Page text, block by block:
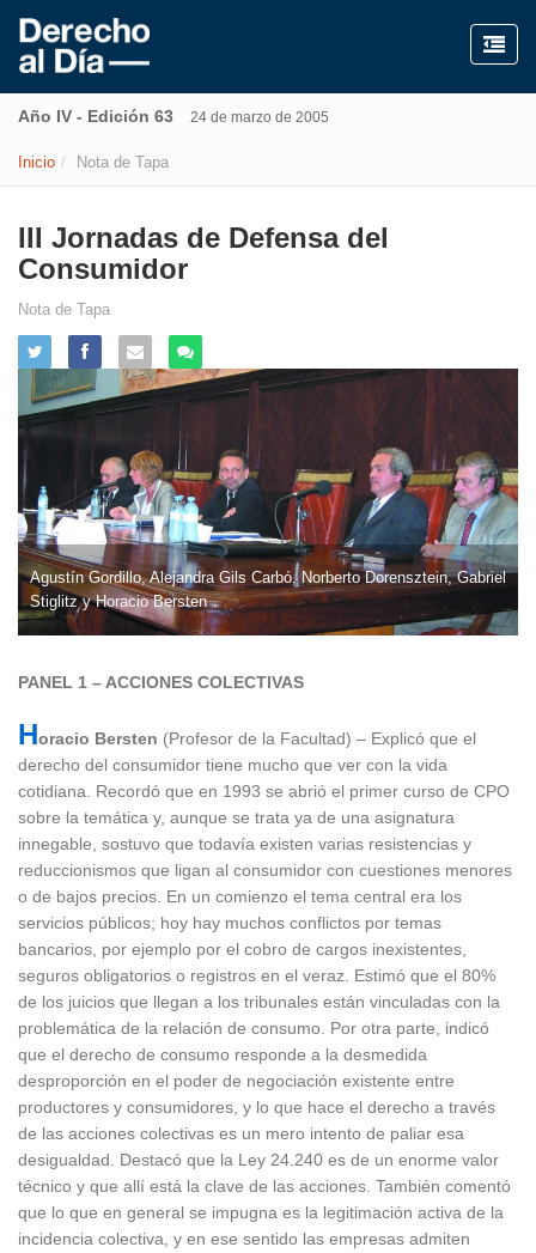
Año IV - Edición 63 24 de marzo de 2005
Inicio Nota de Tapa
III Jornadas de Defensa del
Consumidor
Nota de Tapa
Agustín Gordillo, Alejandra Gils Carbó, Norberto Dorensztein, Gabriel
Stiglitz y Horacio Bersten
PANEL 1 – ACCIONES COLECTIVAS
Horacio Bersten (Profesor de la Facultad) – Explicó que el
derecho del consumidor tiene mucho que ver con la vida
cotidiana. Recordó que en 1993 se abrió el primer curso de CPO
sobre la temática y, aunque se trata ya de una asignatura
innegable, sostuvo que todavía existen varias resistencias y
reduccionismos que ligan al consumidor con cuestiones menores
o de bajos precios. En un comienzo el tema central era los
servicios públicos; hoy hay muchos conflictos por temas
bancarios, por ejemplo por el cobro de cargos inexistentes,
seguros obligatorios o registros en el veraz. Estimó que el 80%
de los juicios que llegan a los tribunales están vinculadas con la
problemática de la relación de consumo. Por otra parte, indicó
que el derecho de consumo responde a la desmedida
desproporción en el poder de negociación existente entre
productores y consumidores, y lo que hace el derecho a través
de las acciones colectivas es un mero intento de paliar esa
desigualdad. Destacó que la Ley 24.240 es de un enorme valor
técnico y que allí está la clave de las acciones. También comentó
que lo que en general se impugna es la legitimación activa de la
incidencia colectiva, y en ese sentido las empresas admiten